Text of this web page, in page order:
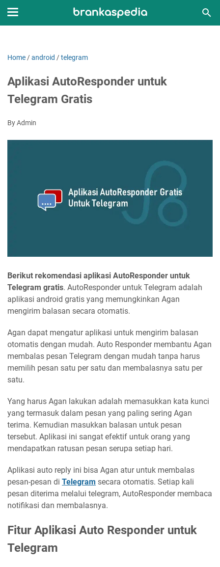
Home /android /telegram
Aplikasi AutoResponder untuk
Telegram Gratis
By Admin
Berikut rekomendasi aplikasi AutoResponder untuk
Telegram gratis. AutoResponder untuk Telegram adalah
aplikasi android gratis yang memungkinkan Agan
mengirim balasan secara otomatis.
Agan dapat mengatur aplikasi untuk mengirim balasan
otomatis dengan mudah. Auto Responder membantu Agan
membalas pesan Telegram dengan mudah tanpa harus
memilih pesan satu per satu dan membalasnya satu per
satu.
Yang harus Agan lakukan adalah memasukkan kata kunci
yang termasuk dalam pesan yang paling sering Agan
terima. Kemudian masukkan balasan untuk pesan
tersebut. Aplikasi ini sangat efektif untuk orang yang
mendapatkan ratusan pesan serupa setiap hari.
Aplikasi auto reply ini bisa Agan atur untuk membalas
pesan-pesan di Telegram secara otomatis. Setiap kali
pesan diterima melalui telegram, AutoResponder membaca
notifikasi dan membalasnya.
Fitur Aplikasi Auto Responder untuk
Telegram